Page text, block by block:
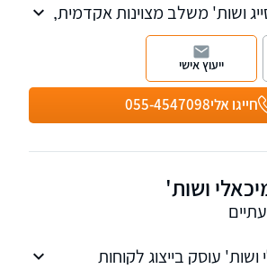
ושות' משלב מצוינות אקדמית,
והתמקצעות
במשך כמעט שני עשורים, אנו
ברמה הגבוהה ביותר במשפט
תוך הבנה מעמיקה של הממדים
וכל עסקה.
חייגו אלי055-4547098
ייעוץ אישי
ושות'
עוסק בייצוג לקוחות